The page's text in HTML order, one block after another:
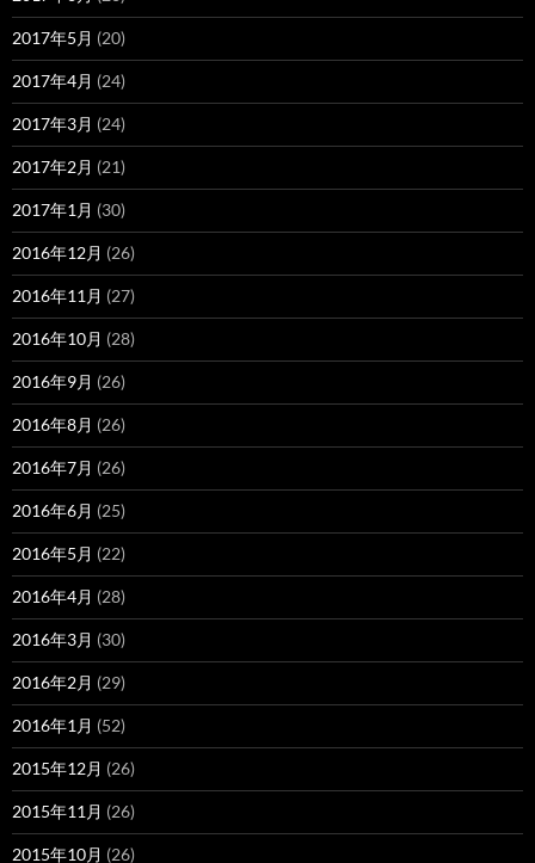
2017年5月 (20)
2017年4月 (24)
2017年3月 (24)
2017年2月 (21)
2017年1月 (30)
2016年12月 (26)
2016年11月 (27)
2016年10月 (28)
2016年9月 (26)
2016年8月 (26)
2016年7月 (26)
2016年6月 (25)
2016年5月 (22)
2016年4月 (28)
2016年3月 (30)
2016年2月 (29)
2016年1月 (52)
2015年12月 (26)
2015年11月 (26)
2015年10月 (26)